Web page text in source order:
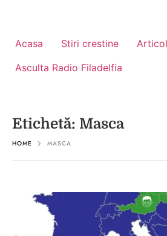
Acasa Stiri crestine
Asculta Radio Filadelfia
Etichetă: Masca
HOME MASCA